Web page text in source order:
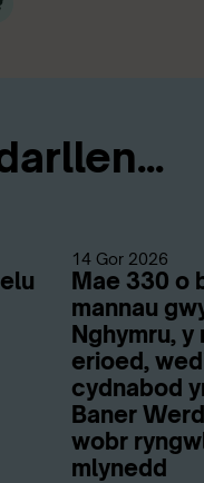
14 Gor 2026
Mae 330 o
mannau
Nghymru,
erioed,
cydnabod
Baner
wobr
mlynedd